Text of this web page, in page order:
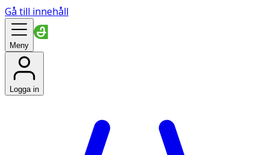
Gå till innehåll
Meny
Logga in